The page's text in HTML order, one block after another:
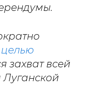
захват всей